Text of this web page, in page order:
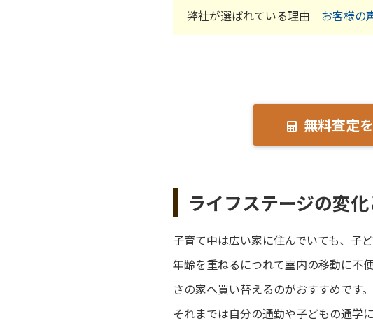
弊社が選ばれている理由｜ お客様の
無料査定
ライフステージの変
子育て中は広い家に住んでいても、子
年齢を重ねるにつれて室内の移動に不
さの家へ買い替えるのがおすすめです。
それまでは自分の通勤や子どもの通学